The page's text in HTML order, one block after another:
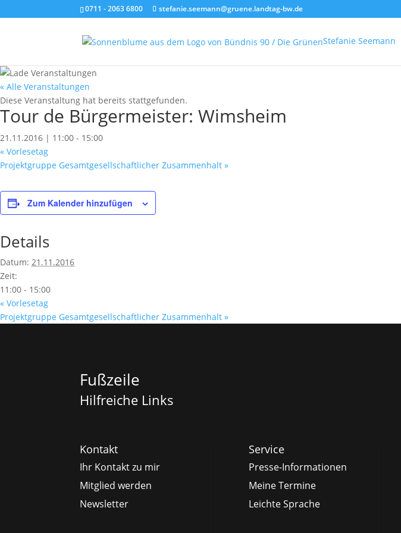
0711 - 2063 6800 stefanie.seemann@gruene.landtag-bw.de
Stefanie Seemann
« Alle Veranstaltungen
Diese Veranstaltung hat bereits stattgefunden.
Tour de Bürgermeister: Wimsheim
21.11.2016 | 11:00 - 15:00
« Vorlesetag
Projektgruppe Gesamtgesellschaftlicher Zusammenhalt »
Zum Kalender hinzufügen
Details
Datum: 21.11.2016
Zeit:
11:00 - 15:00
« Vorlesetag
Projektgruppe Gesamtgesellschaftlicher Zusammenhalt »
Fußzeile
Hilfreiche Links
Kontakt
Ihr Kontakt zu mir
Mitglied werden
Newsletter
Service
Presse-Informationen
Meine Termine
Leichte Sprache